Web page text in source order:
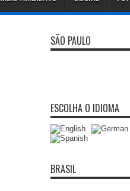
SÃO PAULO
ESCOLHA O IDIOMA
BRASIL